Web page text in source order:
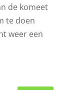
de komeet
te doen
weer een